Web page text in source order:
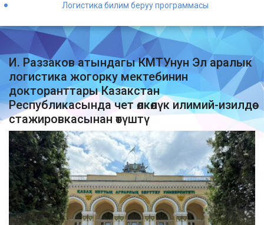
Логистика билим беруу программасы
И. Раззаков атындагы КМТУнун Эл аралык
логистика жогорку мектебинин
докторанттары Казакстан
Республикасында чет өлкөлүк илимий-изилдөө
стажировкасынан өтүштү